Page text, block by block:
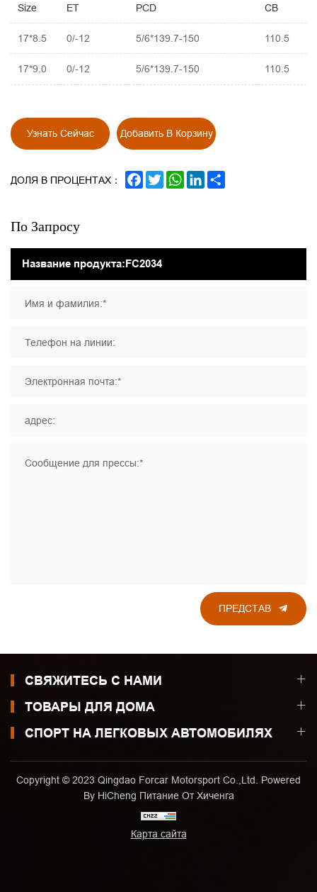
Size ET PCD CB
17*8.5 0/-12 5/6*139.7-150 110.5
17*9.0 0/-12 5/6*139.7-150 110.5
Узнать Сейчас Добавить В Корзину
ДОЛЯ В ПРОЦЕНТАХ： FACEBOOK
TWITTERWHATSAPP
LINKEDIN
По Запросу
Имя и фамилия:*
Телефон на линии:
Электронная почта:*
адрес:
Сообщение для прессы:*
ПРЕДСТАВ
СВЯЖИТЕСЬ С НАМИ
ТОВАРЫ ДЛЯ ДОМА
СПОРТ НА ЛЕГКОВЫХ АВТОМОБИЛЯХ
Copyright © 2023 Qingdao Forcar Motorsport Co.,Ltd. Powered
By HiCheng Питание От Хиченга
Карта сайта